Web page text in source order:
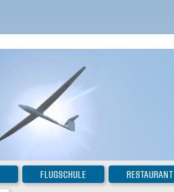
FLUGSCHULE RESTAURANT